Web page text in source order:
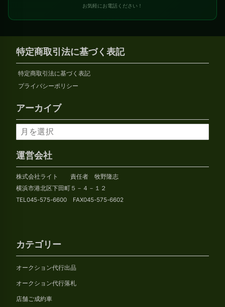
お気軽にお電話ください！
特定商取引法に基づく表記
特定商取引法に基づく表記
プライバシーポリシー
アーカイブ
ア
ー
カ
イ
ブ
運営会社
株式会社ライト 責任者 牧野隆志
横浜市港北区下田町５－４－１２
TEL045-575-6600 FAX045-575-6602
カテゴリー
オークション代行出品
オークション代行落札
店舗ご成約車